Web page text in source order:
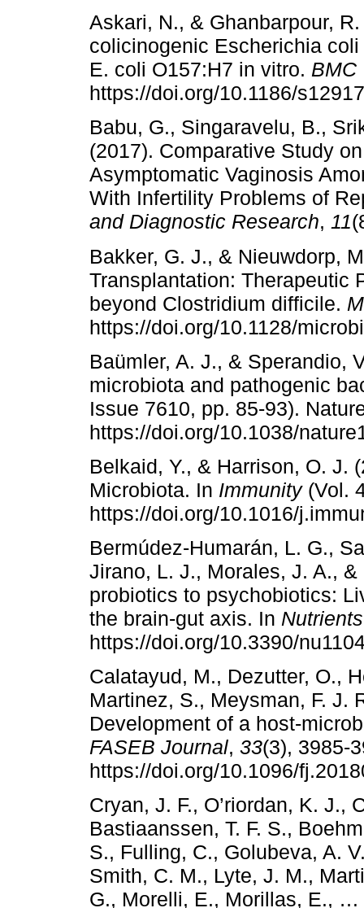
Askari, N., & Ghanbarpour,
colicinogenic Escherichia
E. coli O157:H7 in vitro. BMC
https://doi.org/10.1186/
Babu, G., Singaravelu, B.,
(2017). Comparative Study
Asymptomatic Vaginosis
With Infertility Problems of
and Diagnostic Research, 11
Bakker, G. J., & Nieuwdorp,
Transplantation: Therapeutic
beyond Clostridium difficile.
https://doi.org/10.1128/
Baümler, A. J., & Sperandio,
microbiota and pathogenic
Issue 7610, pp. 85-93).
https://doi.org/10.1038/
Belkaid, Y., & Harrison, O. J.
Microbiota. In Immunity(Vol.
https://doi.org/10.1016/
Bermúdez-Humarán, L. G.,
Jirano, L. J., Morales, J. A.,
probiotics to psychobiotics:
the brain-gut axis. In Nutrients
https://doi.org/10.3390/
Calatayud, M., Dezutter, O.,
Martinez, S., Meysman, F. J.
Development of a host-
FASEB Journal, 33(3), 3985-
https://doi.org/10.1096/
Cryan, J. F., O’riordan, K. J.,
Bastiaanssen, T. F. S.,
S., Fulling, C., Golubeva, A.
Smith, C. M., Lyte, J. M.,
G., Morelli, E., Morillas, E., …